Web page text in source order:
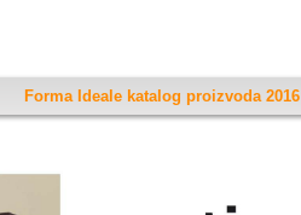
Forma Ideale katalog proizvoda 2016